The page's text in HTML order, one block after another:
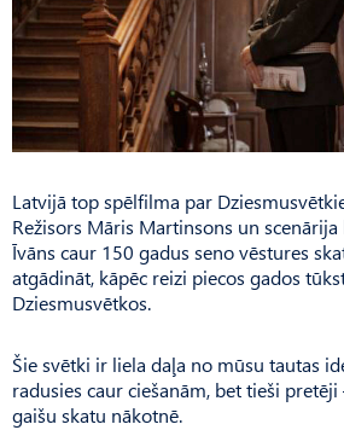
Latvijā top spēlfilma par
Režisors Māris Martinsons un
Īvāns caur 150 gadus seno vēstures
atgādināt, kāpēc reizi piecos gados
Dziesmusvētkos.
Šie svētki ir liela daļa no mūsu tautas
radusies caur ciešanām, bet tieši
gaišu skatu nākotnē.